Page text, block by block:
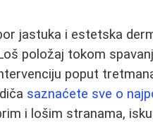
jastuka i estetska
položaj tokom
poput
saznaćete sve o
i lošim stranama,